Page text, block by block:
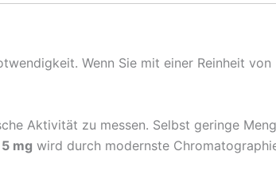
Wenn Sie mit einer Reinheit
Aktivität zu messen. Selbst geringe
mg wird durch modernste